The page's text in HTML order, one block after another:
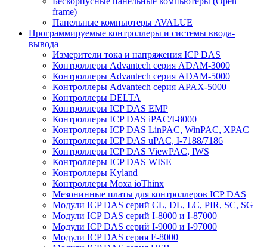
frame)
Панельные компьютеры AVALUE
Программируемые контроллеры и системы ввода-
вывода
Измерители тока и напряжения ICP DAS
Контроллеры Advantech серия ADAM-3000
Контроллеры Advantech серия ADAM-5000
Контроллеры Advantech серия APAX-5000
Контроллеры DELTA
Контроллеры ICP DAS EMP
Контроллеры ICP DAS iPAC/I-8000
Контроллеры ICP DAS LinPAC, WinPAC, XPAC
Контроллеры ICP DAS uPAC, I-7188/7186
Контроллеры ICP DAS ViewPAC, IWS
Контроллеры ICP DAS WISE
Контроллеры Kyland
Контроллеры Moxa ioThinx
Мезонинные платы для контроллеров ICP DAS
Модули ICP DAS серий CL, DL, LC, PIR, SC, SG
Модули ICP DAS серий I-8000 и I-87000
Модули ICP DAS серий I-9000 и I-97000
Модули ICP DAS серия F-8000